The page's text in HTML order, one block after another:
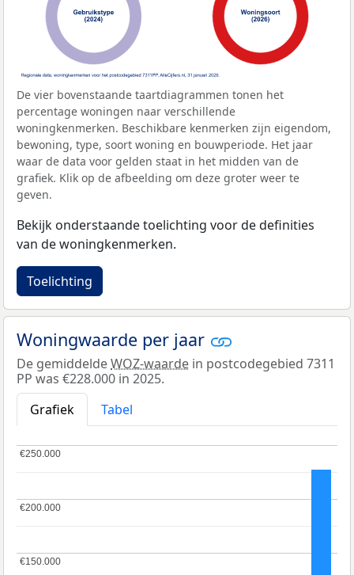
De vier bovenstaande taartdiagrammen tonen het
percentage woningen naar verschillende
woningkenmerken. Beschikbare kenmerken zijn eigendom,
bewoning, type, soort woning en bouwperiode. Het jaar
waar de data voor gelden staat in het midden van de
grafiek. Klik op de afbeelding om deze groter weer te
geven.
Bekijk onderstaande toelichting voor de definities
van de woningkenmerken.
Toelichting
Woningwaarde per jaar
De gemiddeldeWOZ-waarde in postcodegebied 7311
PP was €228.000 in 2025.
Grafiek
Tabel
€150.000
€150.000
€200.000
€200.000
€250.000
€250.000